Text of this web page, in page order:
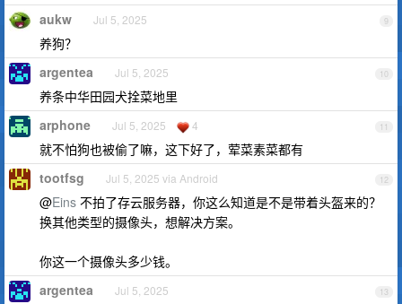
9
aukw Jul 5, 2025
养狗？
10
argentea Jul 5, 2025
养条中华田园犬拴菜地里
11
arphone Jul 5, 2025 4
就不怕狗也被偷了嘛，这下好了，荤菜素菜都有
12
tootfsg Jul 5, 2025 via Android
@Eins 不拍了存云服务器，你这么知道是不是带着头盔来的？
换其他类型的摄像头，想解决方案。
你这一个摄像头多少钱。
13
argentea Jul 5, 2025